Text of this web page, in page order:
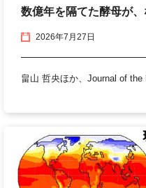
数億年を隔てた酵母が
2026年7月27日
畠山 哲央ほか、Journal of